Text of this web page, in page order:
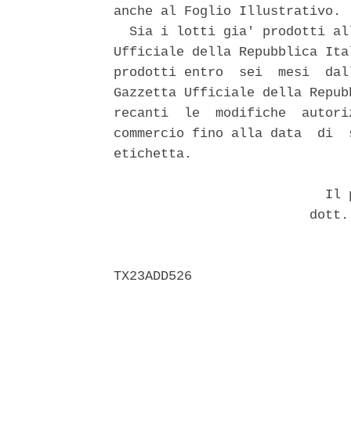
anche al Foglio Illustrativo.
Sia i lotti gia' prodotti
Ufficiale della Repubblica
prodotti entro  sei  mesi
Gazzetta Ufficiale della
recanti  le  modifiche
commercio fino alla data  di
etichetta.
Il